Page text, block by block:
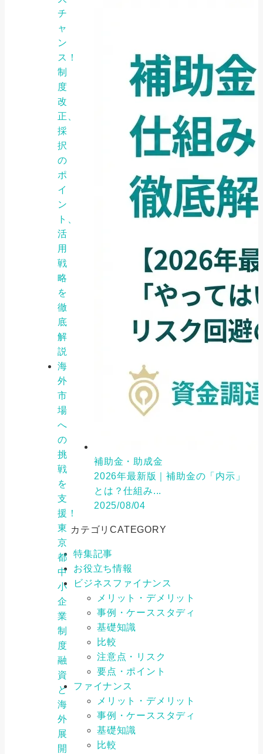
チ
ャ
ン
ス！
制
度
改
正、
採
択
の
ポ
イ
ン
ト、
活
用
戦
略
を
徹
底
解
説
海
外
市
場
へ
の
挑
戦
を
支
援！
東
京
都
中
小
企
業
制
度
融
資
と
海
外
展
開
補助金・助成金
2026年最新版｜補助金の「内示」
とは？仕組み...
2025/08/04
カテゴリCATEGORY
特集記事
お役立ち情報
ビジネスファイナンス
メリット・デメリット
事例・ケーススタディ
基礎知識
比較
注意点・リスク
要点・ポイント
ファイナンス
メリット・デメリット
事例・ケーススタディ
基礎知識
比較